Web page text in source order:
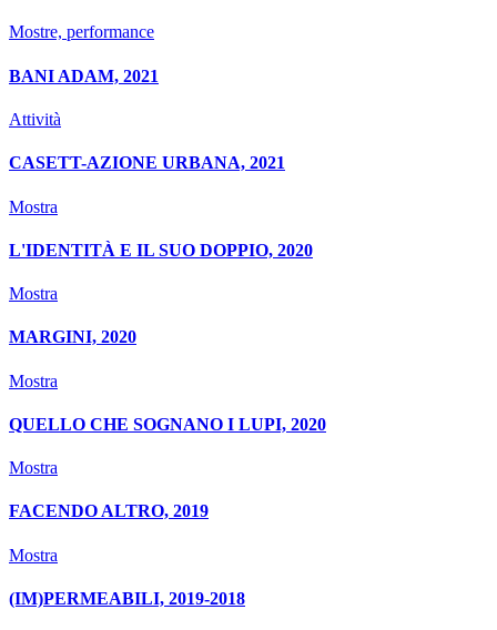
Mostre, performance
BANI ADAM, 2021
Attività
CASETT-AZIONE URBANA, 2021
Mostra
L'IDENTITÀ E IL SUO DOPPIO, 2020
Mostra
MARGINI, 2020
Mostra
QUELLO CHE SOGNANO I LUPI, 2020
Mostra
FACENDO ALTRO, 2019
Mostra
(IM)PERMEABILI, 2019-2018